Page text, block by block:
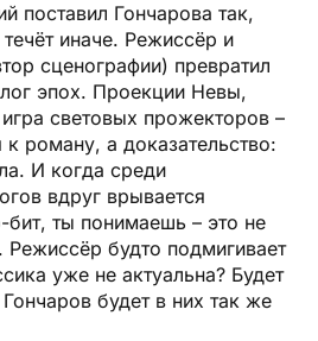
поставил Гончарова так,
иначе. Режиссёр и
сценографии) превратил
эпох. Проекции Невы,
световых прожекторов –
роману, а доказательство:
И когда среди
вдруг врывается
ты понимаешь – это не
Режиссёр будто подмигивает
уже не актуальна? Будет
будет в них так же